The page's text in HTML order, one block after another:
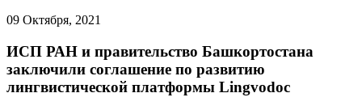
09 Октября, 2021
ИСП РАН и правительство Башкортостана
заключили соглашение по развитию
лингвистической платформы Lingvodoc